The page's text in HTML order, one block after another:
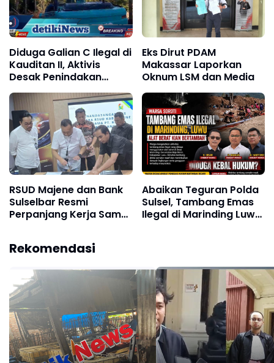
Diduga Galian C Ilegal di
Kauditan II, Aktivis
Desak Penindakan
Tegas
Eks Dirut PDAM
Makassar Laporkan
Oknum LSM dan Media
RSUD Majene dan Bank
Sulselbar Resmi
Perpanjang Kerja Sama,
Akuntabel
Abaikan Teguran Polda
Sulsel, Tambang Emas
Ilegal di Marinding Luwu
Rekomendasi